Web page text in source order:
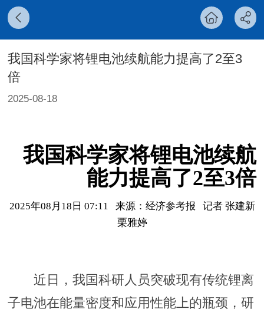
我国科学家将锂电池续航能力提高了2至3
倍
2025-08-18
我国科学家将锂电池续航
能力提高了2至3倍
2025年08月18日 07:11 来源：经济参考报
记者 张建新
栗雅婷
近日，我国科研人员突破现有传统锂离
子电池在能量密度和应用性能上的瓶颈，研